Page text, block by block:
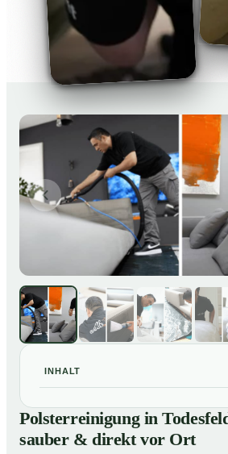
INHALT
Polsterreinigung in Todesfelde –
direkt vor Ort
Polsterreinigung in
sauber & direkt vor Ort